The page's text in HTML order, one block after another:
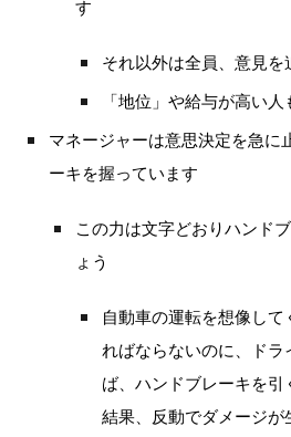
す
それ以外は全員、意見
「地位」や給与が高い
マネージャーは意思決定を急に
ーキを握っています
この力は文字どおりハンド
ょう
自動車の運転を想像し
ればならないのに、ド
ば、ハンドブレーキを
結果、反動でダメージが